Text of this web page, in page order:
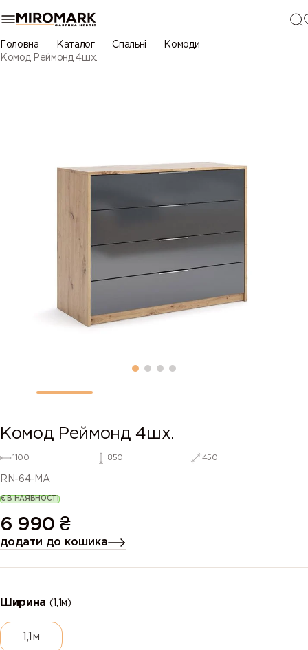
Головна Каталог Спальні
Комоди
Комод Реймонд 4шх.
Комод Реймонд 4шх.
1100 850 450
RN-64-MA
Є В НАЯВНОСТІ
6 990 ₴
додати до кошика
Ширина (1,1м)
1,1м